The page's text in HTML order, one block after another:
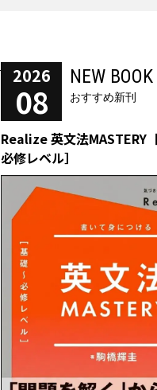
2026
08
NEW BOOK
おすすめ新刊
Realize 英文法MASTERY
必修レベル］